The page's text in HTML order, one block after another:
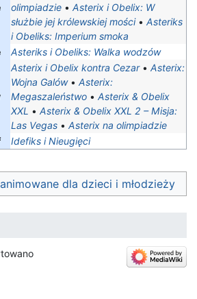
olimpiadzie • Asterix i Obelix: W
służbie jej królewskiej mości• Asteriks
i Obeliks: Imperium smoka
Asteriks i Obeliks: Walka wodzów
Asterix i Obelix kontra Cezar• Asterix:
Wojna Galów• Asterix:
Megaszaleństwo • Asterix & Obelix
XXL • Asterix & Obelix XXL 2 – Misja:
Las Vegas • Asterix na olimpiadzie
Idefiks i Nieugięci
dla dzieci i młodzieży